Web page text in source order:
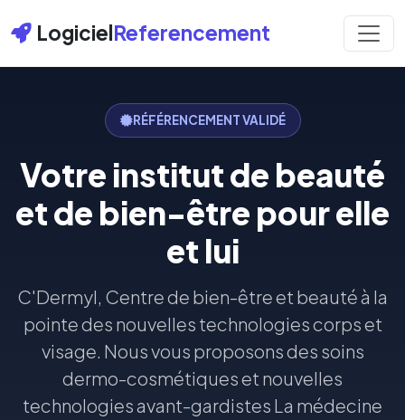
LogicielReferencement
RÉFÉRENCEMENT VALIDÉ
Votre institut de beauté
et de bien-être pour elle
et lui
C'Dermyl, Centre de bien-être et beauté à la
pointe des nouvelles technologies corps et
visage. Nous vous proposons des soins
dermo-cosmétiques et nouvelles
technologies avant-gardistes La médecine